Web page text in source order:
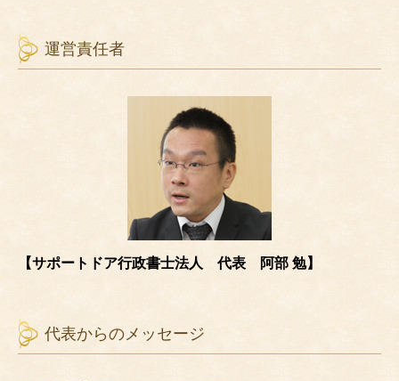
運営責任者
【サポートドア行政書士法人 代表 阿部 勉】
代表からのメッセージ